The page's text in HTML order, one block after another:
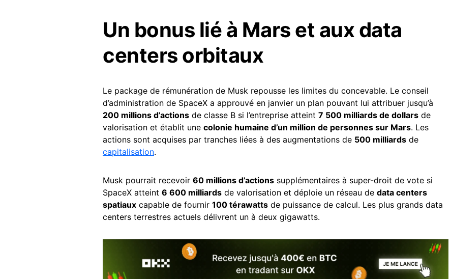
Un bonus lié à Mars et aux data
centers orbitaux
Le package de rémunération de Musk repousse les limites du concevable. Le conseil
d’administration de SpaceX a approuvé en janvier un plan pouvant lui attribuer jusqu’à
200 millions d’actions de classe B si l’entreprise atteint 7 500 milliards de dollars de
valorisation et établit une colonie humaine d’un million de personnes sur Mars. Les
actions sont acquises par tranches liées à des augmentations de 500 milliards de
capitalisation.
Musk pourrait recevoir 60 millions d’actions supplémentaires à super-droit de vote si
SpaceX atteint 6 600 milliards de valorisation et déploie un réseau de data centers
spatiaux capable de fournir 100 térawatts de puissance de calcul. Les plus grands data
centers terrestres actuels délivrent un à deux gigawatts.